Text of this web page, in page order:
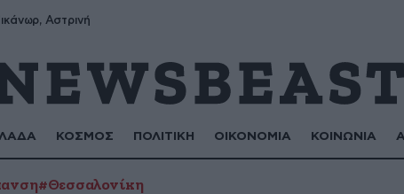
Αστρινή
ΚΟΣΜΟΣ ΠΟΛΙΤΙΚΗ ΟΙΚΟΝΟΜΙΑ ΚΟΙΝΩΝΙΑ
#Θεσσαλονίκη